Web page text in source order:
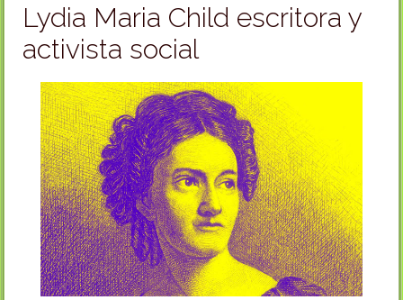
Lydia Maria Child escritora y
activista social